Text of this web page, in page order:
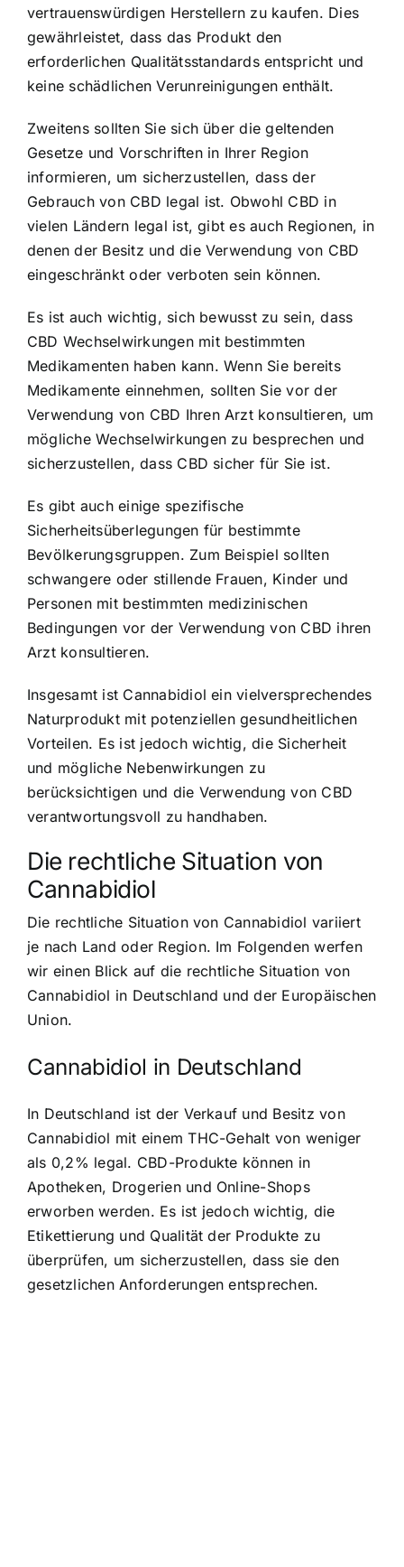
vertrauenswürdigen Herstellern zu kaufen. Dies
gewährleistet, dass das Produkt den
erforderlichen Qualitätsstandards entspricht und
keine schädlichen Verunreinigungen enthält.
Zweitens sollten Sie sich über die geltenden
Gesetze und Vorschriften in Ihrer Region
informieren, um sicherzustellen, dass der
Gebrauch von CBD legal ist. Obwohl CBD in
vielen Ländern legal ist, gibt es auch Regionen, in
denen der Besitz und die Verwendung von CBD
eingeschränkt oder verboten sein können.
Es ist auch wichtig, sich bewusst zu sein, dass
CBD Wechselwirkungen mit bestimmten
Medikamenten haben kann. Wenn Sie bereits
Medikamente einnehmen, sollten Sie vor der
Verwendung von CBD Ihren Arzt konsultieren, um
mögliche Wechselwirkungen zu besprechen und
sicherzustellen, dass CBD sicher für Sie ist.
Es gibt auch einige spezifische
Sicherheitsüberlegungen für bestimmte
Bevölkerungsgruppen. Zum Beispiel sollten
schwangere oder stillende Frauen, Kinder und
Personen mit bestimmten medizinischen
Bedingungen vor der Verwendung von CBD ihren
Arzt konsultieren.
Insgesamt ist Cannabidiol ein vielversprechendes
Naturprodukt mit potenziellen gesundheitlichen
Vorteilen. Es ist jedoch wichtig, die Sicherheit
und mögliche Nebenwirkungen zu
berücksichtigen und die Verwendung von CBD
verantwortungsvoll zu handhaben.
Die rechtliche Situation von
Cannabidiol
Die rechtliche Situation von Cannabidiol variiert
je nach Land oder Region. Im Folgenden werfen
wir einen Blick auf die rechtliche Situation von
Cannabidiol in Deutschland und der Europäischen
Union.
Cannabidiol in Deutschland
In Deutschland ist der Verkauf und Besitz von
Cannabidiol mit einem THC-Gehalt von weniger
als 0,2% legal. CBD-Produkte können in
Apotheken, Drogerien und Online-Shops
erworben werden. Es ist jedoch wichtig, die
Etikettierung und Qualität der Produkte zu
überprüfen, um sicherzustellen, dass sie den
gesetzlichen Anforderungen entsprechen.